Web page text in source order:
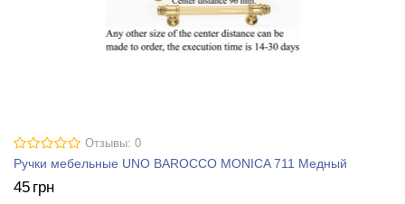
Отзывы: 0
Ручки мебельные UNO BAROCCO MONICA 711 Медный
45 грн